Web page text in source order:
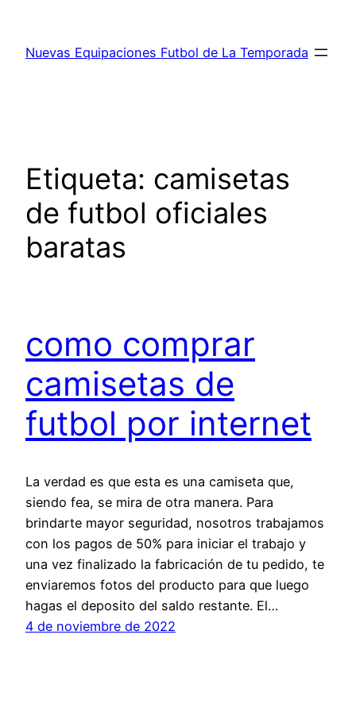
contenido
Nuevas Equipaciones Futbol de La Temporada
Etiqueta: camisetas
de futbol oficiales
baratas
como comprar
camisetas de
futbol por internet
La verdad es que esta es una camiseta que,
siendo fea, se mira de otra manera. Para
brindarte mayor seguridad, nosotros trabajamos
con los pagos de 50% para iniciar el trabajo y
una vez finalizado la fabricación de tu pedido, te
enviaremos fotos del producto para que luego
hagas el deposito del saldo restante. El…
4 de noviembre de 2022